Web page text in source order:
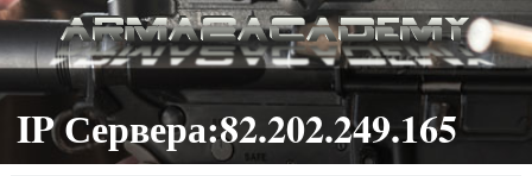
IP Сервера:82.202.249.165